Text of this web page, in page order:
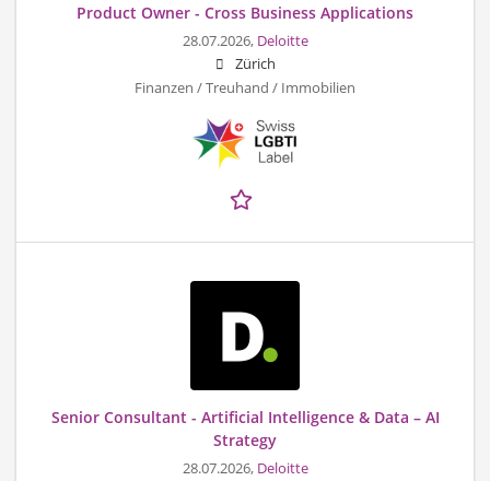
Product Owner - Cross Business Applications
28.07.2026, Deloitte
Zürich
Finanzen / Treuhand / Immobilien
Senior Consultant - Artificial Intelligence & Data – AI
Strategy
28.07.2026, Deloitte